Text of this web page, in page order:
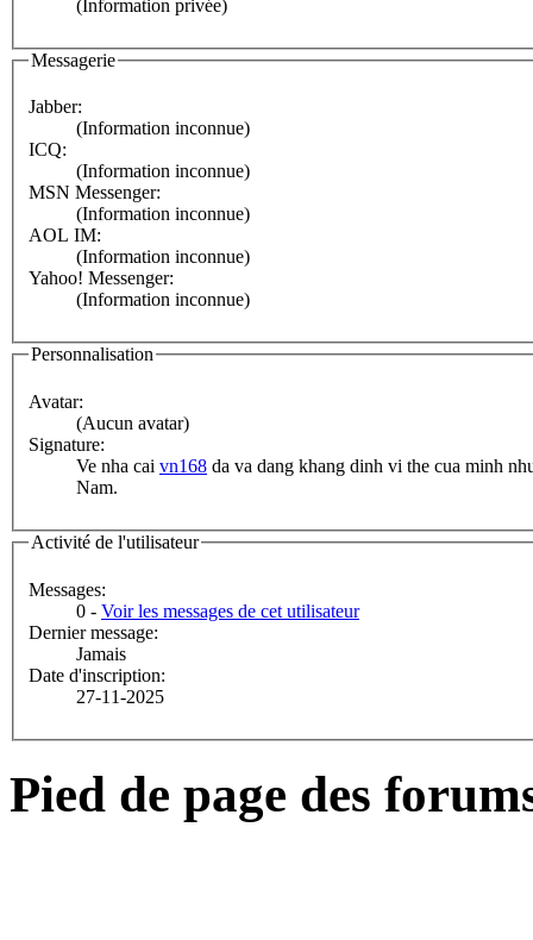
(Information privée)
Messagerie
Jabber:
(Information inconnue)
ICQ:
(Information inconnue)
MSN Messenger:
(Information inconnue)
AOL IM:
(Information inconnue)
Yahoo! Messenger:
(Information inconnue)
Personnalisation
Avatar:
(Aucun avatar)
Signature:
Ve nha cai vn168 da va dang khang dinh vi the cua minh
Nam.
Activité de l'utilisateur
Messages:
0 - Voir les messages de cet utilisateur
Dernier message:
Jamais
Date d'inscription:
27-11-2025
Pied de page des